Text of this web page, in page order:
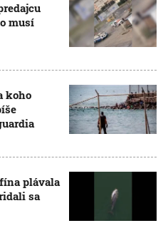
musí
koho
plávala
sa